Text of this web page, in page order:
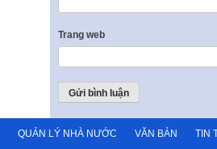
Trang web
QUẢN LÝ NHÀ NƯỚC VĂN BẢN TIN